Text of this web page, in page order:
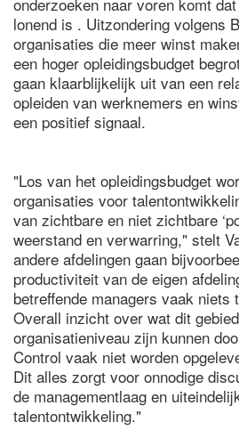
lonend is . Uitzondering volgens
organisaties die meer winst
een hoger opleidingsbudget
gaan klaarblijkelijk uit van een
opleiden van werknemers en
een positief signaal.
"Los van het opleidingsbudget
organisaties voor
van zichtbare en niet zichtbare
weerstand en verwarring," stelt
andere afdelingen gaan
productiviteit van de eigen
betreffende managers vaak niets
Overall inzicht over wat dit
organisatieniveau zijn kunnen
Control vaak niet worden
Dit alles zorgt voor onnodige
de managementlaag en
talentontwikkeling."